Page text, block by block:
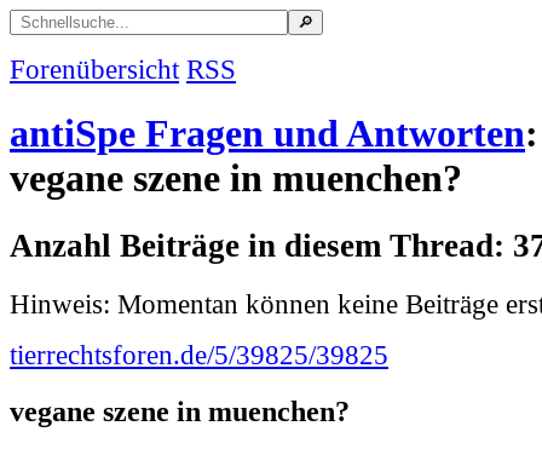
Forenübersicht RSS
antiSpe Fragen und Antworten:
vegane szene in muenchen?
Anzahl Beiträge in diesem Thread:
Hinweis: Momentan können keine Beiträge
tierrechtsforen.de/5/39825/39825
vegane szene in muenchen?